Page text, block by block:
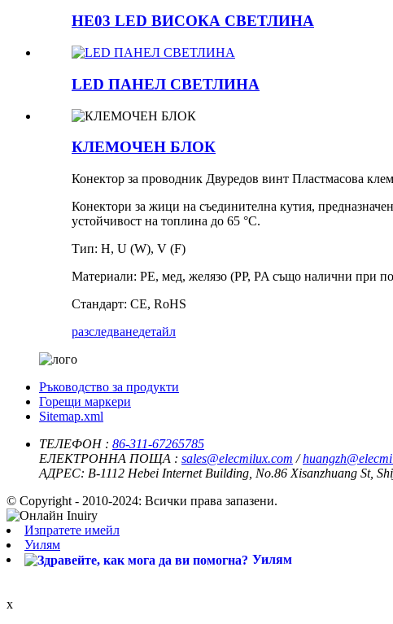
HE03 LED ВИСОКА СВЕТЛИНА
LED ПАНЕЛ СВЕТЛИНА
КЛЕМОЧЕН БЛОК
Конектор за проводник Двуредов винт Пластмасова
Конектори за жици на съединителна кутия,
устойчивост на топлина до 65 °C.
Тип: H, U (W), V (F)
Материали: PE, мед, желязо (PP, PA също налични при
Стандарт: CE, RoHS
разследванедетайл
Ръководство за продукти
Горещи маркери
Sitemap.xml
ТЕЛЕФОН : 86-311-67265785
ЕЛЕКТРОННА ПОЩА : sales@elecmilux.com /
АДРЕС: B-1112 Hebei Internet Building, No.86 Xisanzhuang St,
© Copyright - 2010-2024: Всички права запазени.
Изпратете имейл
Уилям
Уилям
x